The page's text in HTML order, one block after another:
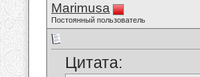
Marimusa
Постоянный пользователь
Цитата: